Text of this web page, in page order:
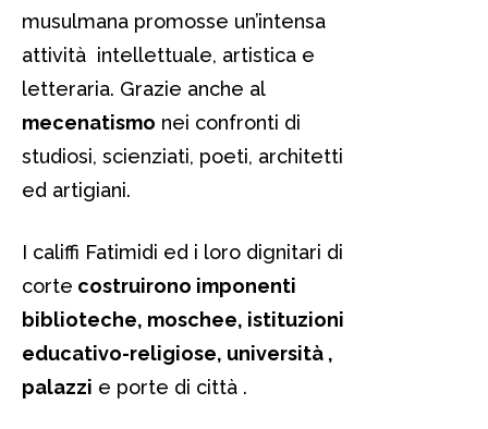
musulmana promosse un’intensa
attività intellettuale, artistica e
letteraria. Grazie anche al
mecenatismo nei confronti di
studiosi, scienziati, poeti, architetti
ed artigiani.
I califfi Fatimidi ed i loro dignitari di
corte costruirono imponenti
biblioteche, moschee, istituzioni
educativo-religiose, università ,
palazzi e porte di città .